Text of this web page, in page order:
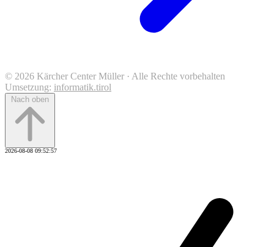
© 2026 Kärcher Center Müller · Alle Rechte vorbehalten
Umsetzung: informatik.tirol
Nach oben
2026-08-08 09:52:57